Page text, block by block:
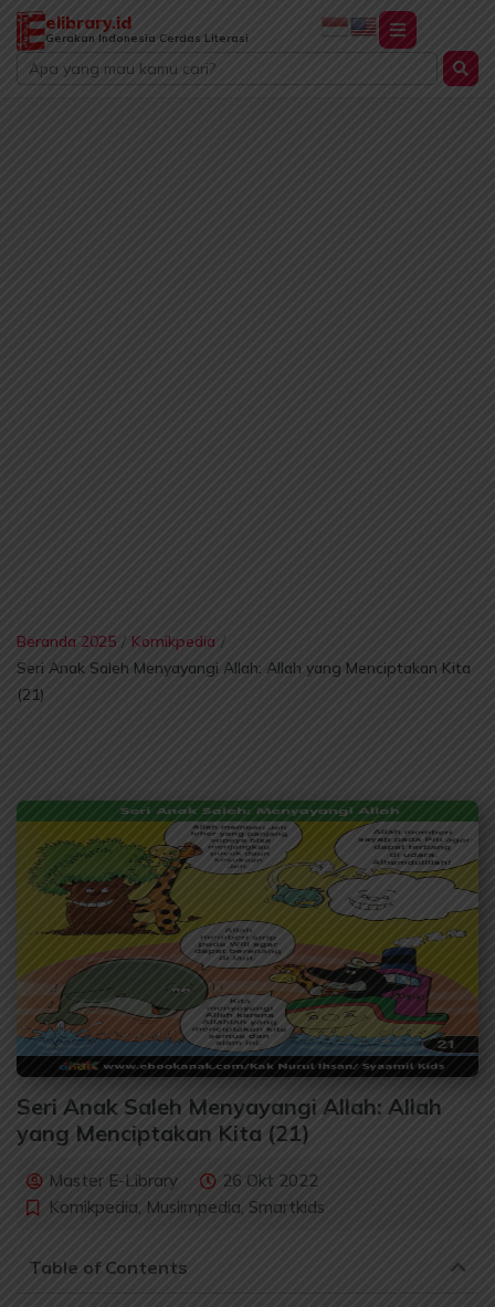
Lewati
konten
elibrary.id
Gerakan Indonesia Cerdas Literasi
Search
...
Beranda 2025 / Komikpedia /
Seri Anak Saleh Menyayangi Allah: Allah yang Menciptakan Kita
(21)
Seri Anak Saleh Menyayangi Allah: Allah
yang Menciptakan Kita (21)
Master E-Library
26 Okt 2022
Komikpedia, Muslimpedia, Smartkids
Table of Contents